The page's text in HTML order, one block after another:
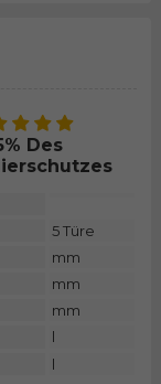
Des
5 Türe
mm
mm
mm
l
l